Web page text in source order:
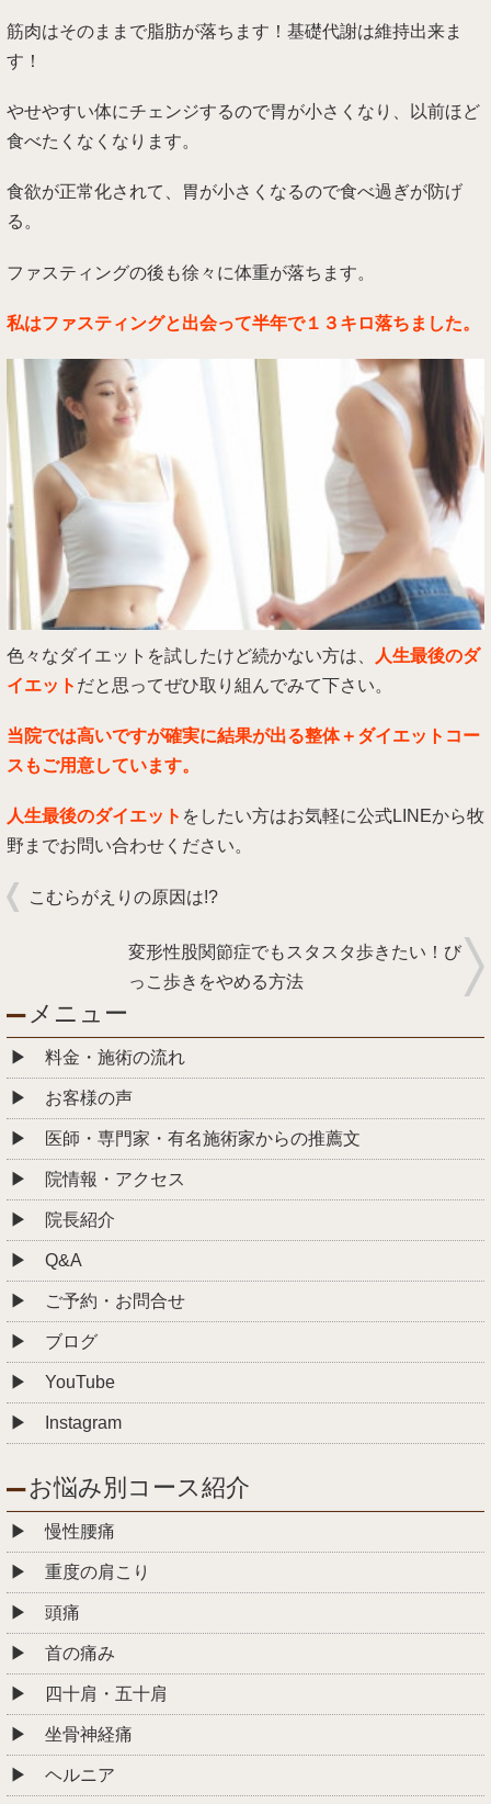
筋肉はそのままで脂肪が落ちます！基礎代謝は維持出来ま
す！
やせやすい体にチェンジするので胃が小さくなり、以前ほど
食べたくなくなります。
食欲が正常化されて、胃が小さくなるので食べ過ぎが防げ
る。
ファスティングの後も徐々に体重が落ちます。
私はファスティングと出会って半年で１３キロ落ちました。
色々なダイエットを試したけど続かない方は、
人生最後のダ
イエット だと思ってぜひ取り組んでみて下さい。
当院では高いですが確実に結果が出る整体＋ダイエットコー
スもご用意しています。
人生最後のダイエット をしたい方はお気軽に公式LINEから牧
野までお問い合わせください。
こむらがえりの原因は!?
変形性股関節症でもスタスタ歩きたい！び
っこ歩きをやめる方法
メニュー
料金・施術の流れ
お客様の声
医師・専門家・有名施術家からの推薦文
院情報・アクセス
院長紹介
Q&A
ご予約・お問合せ
ブログ
YouTube
Instagram
お悩み別コース紹介
慢性腰痛
重度の肩こり
頭痛
首の痛み
四十肩・五十肩
坐骨神経痛
ヘルニア